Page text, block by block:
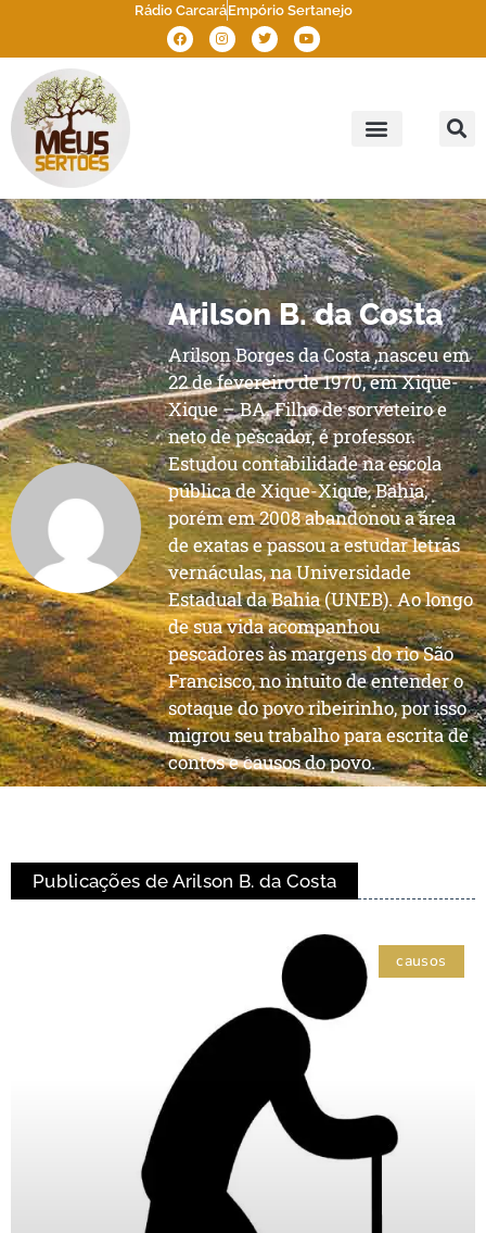
Rádio CarcaráEmpório Sertanejo
Arilson B. da Costa
Arilson Borges da Costa ,nasceu em
22 de fevereiro de 1970, em Xique-
Xique – BA. Filho de sorveteiro e
neto de pescador, é professor.
Estudou contabilidade na escola
pública de Xique-Xique, Bahia,
porém em 2008 abandonou a área
de exatas e passou a estudar letras
vernáculas, na Universidade
Estadual da Bahia (UNEB). Ao longo
de sua vida acompanhou
pescadores às margens do rio São
Francisco, no intuito de entender o
sotaque do povo ribeirinho, por isso
migrou seu trabalho para escrita de
contos e causos do povo.
Publicações de Arilson B. da Costa
causos